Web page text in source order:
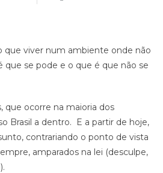
que viver num ambiente onde não
que se pode e o que é que não se
que ocorre na maioria dos
Brasil a dentro. E a partir de hoje,
contrariando o ponto de vista
amparados na lei (desculpe,